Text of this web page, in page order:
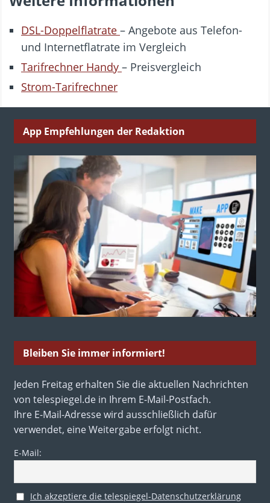
DSL-Doppelflatrate – Angebote aus Telefon-
und Internetflatrate im Vergleich
Tarifrechner Handy – Preisvergleich
Strom-Tarifrechner
App Empfehlungen der Redaktion
Bleiben Sie immer informiert!
Jeden Freitag erhalten Sie die aktuellen Nachrichten
von telespiegel.de in Ihrem E-Mail-Postfach.
Ihre E-Mail-Adresse wird ausschließlich dafür
verwendet, eine Weitergabe erfolgt nicht.
E-Mail:
Ich akzeptiere die telespiegel-Datenschutzerklärung